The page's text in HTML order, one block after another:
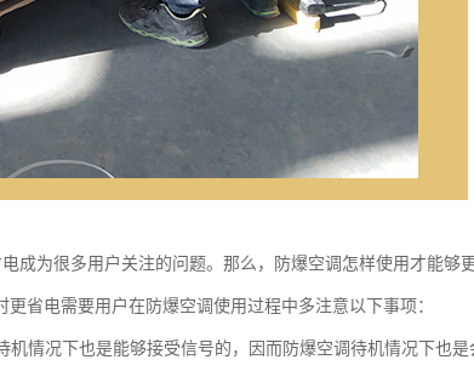
成为很多用户关注的问题。那么，防爆空调怎样使用才能够
省电需要用户在防爆空调使用过程中多注意以下事项：
情况下也是能够接受信号的，因而防爆空调待机情况下也是